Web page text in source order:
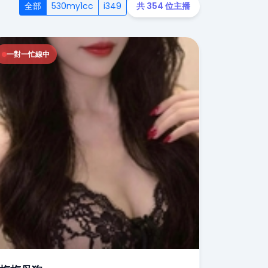
全部 530my1cc i349 共 354 位主播
一對一忙線中